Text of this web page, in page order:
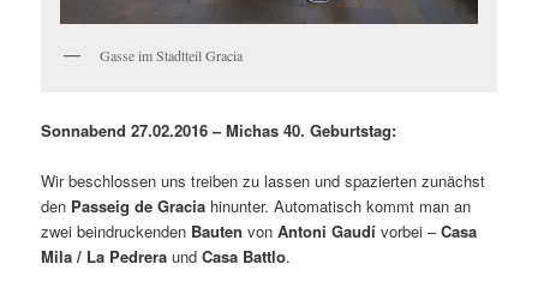
Gasse im Stadtteil Gracia
Sonnabend 27.02.2016 – Michas 40. Geburtstag:
Wir beschlossen uns treiben zu lassen und spazierten zunächst
den Passeig de Gracia hinunter. Automatisch kommt man an
zwei beindruckenden Bauten vonAntoniGaudí vorbei –Casa
Mila / La Pedrera undCasa Battlo.